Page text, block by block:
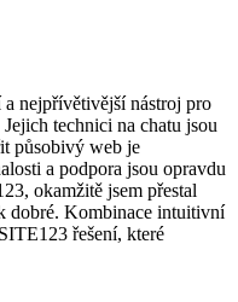
nejpřívětivější nástroj pro
technici na chatu jsou
působivý web je
a podpora jsou opravdu
okamžitě jsem přestal
dobré. Kombinace intuitivní
řešení, které